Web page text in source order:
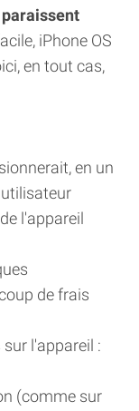
iPhone OS
en tout cas,
en un
l'appareil
de frais
l'appareil :
(comme sur